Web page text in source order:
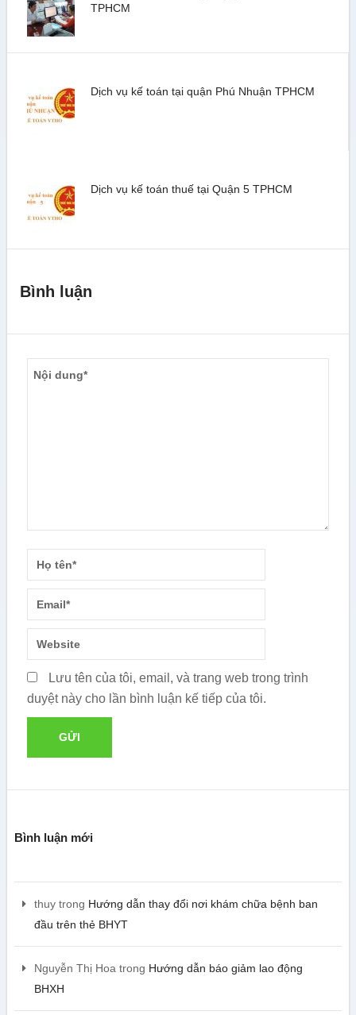
TPHCM
Dịch vụ kế toán tại quận Phú Nhuận TPHCM
Dịch vụ kế toán thuế tại Quận 5 TPHCM
Bình luận
Lưu tên của tôi, email, và trang web trong trình
duyệt này cho lần bình luận kế tiếp của tôi.
Bình luận mới
thuytrong Hướng dẫn thay đổi nơi khám chữa bệnh ban
đầu trên thẻ BHYT
Nguyễn Thị Hoa trong Hướng dẫn báo giảm lao động
BHXH